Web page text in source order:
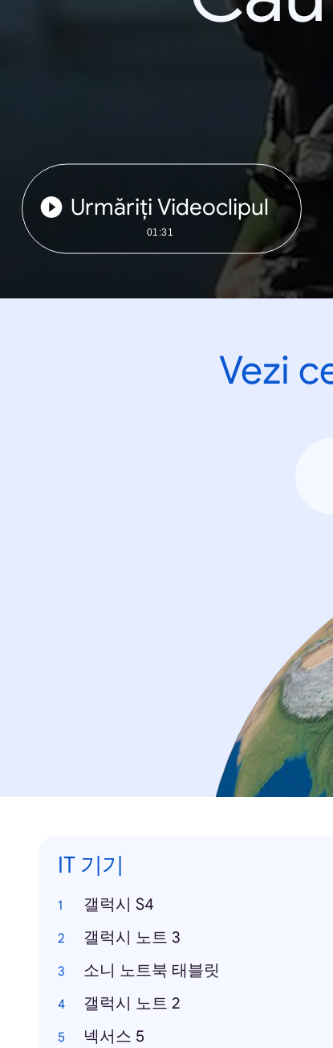
Urmăriți Videoclipul
01:31
Vezi
IT 기기
갤럭시 S4
갤럭시 노트 3
소니 노트북 태블릿
갤럭시 노트 2
넥서스 5